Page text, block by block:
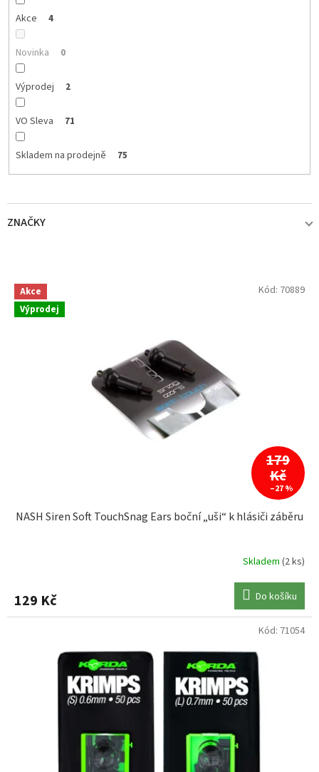
Akce 4
Novinka 0
Výprodej 2
VO Sleva 71
Skladem na prodejně 75
ZNAČKY
NASH 1
p
Akce
Výprodej
179
Kč
–27 %
NASH Siren Soft TouchSnag Ears boční „uši“ k hlásiči záběru
Skladem (2 ks)
129 Kč Do košíku
Kód: 70889
Kód: 71054